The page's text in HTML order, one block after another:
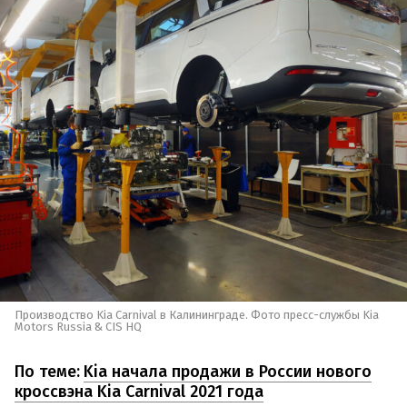
Производство Kia Carnival в Калининграде. Фото пресс-службы Kia
Motors Russia & CIS HQ
По теме: Kia начала продажи в России нового
кроссвэна Kia Carnival 2021 года